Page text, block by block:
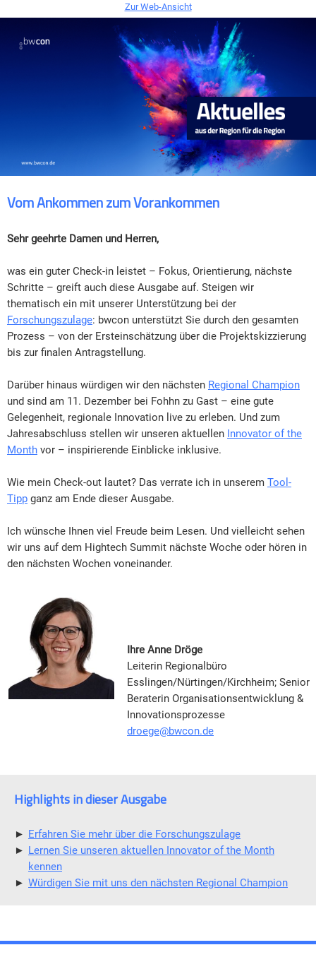
Zur Web-Ansicht
Vom Ankommen zum Vorankommen
Sehr geehrte Damen und Herren,
was ein guter Check-in leistet – Fokus, Orientierung, nächste
Schritte – greift auch diese Ausgabe auf. Steigen wir
thematisch ein mit unserer Unterstützung bei der
Forschungszulage: bwcon unterstützt Sie durch den gesamten
Prozess – von der Ersteinschätzung über die Projektskizzierung
bis zur finalen Antragstellung.
Darüber hinaus würdigen wir den nächsten Regional Champion
und sind am 11. Dezember bei Fohhn zu Gast – eine gute
Gelegenheit, regionale Innovation live zu erleben. Und zum
Jahresabschluss stellen wir unseren aktuellen Innovator of the
Month vor – inspirierende Einblicke inklusive.
Wie mein Check-out lautet? Das verrate ich in unserem Tool-
Tipp ganz am Ende dieser Ausgabe.
Ich wünsche Ihnen viel Freude beim Lesen. Und vielleicht sehen
wir uns auf dem Hightech Summit nächste Woche oder hören in
den nächsten Wochen voneinander.
Ihre Anne Dröge
Leiterin Regionalbüro
Esslingen/Nürtingen/Kirchheim; Senior
Beraterin Organisationsentwicklung &
Innovationsprozesse
droege@bwcon.de
Highlights in dieser Ausgabe
► Erfahren Sie mehr über die Forschungszulage
► Lernen Sie unseren aktuellen Innovator of the Month
kennen
► Würdigen Sie mit uns den nächsten Regional Champion